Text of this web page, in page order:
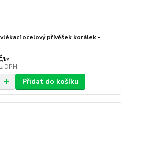
ocelový přívěšek korálek -
/ks
DPH
Přidat do košíku